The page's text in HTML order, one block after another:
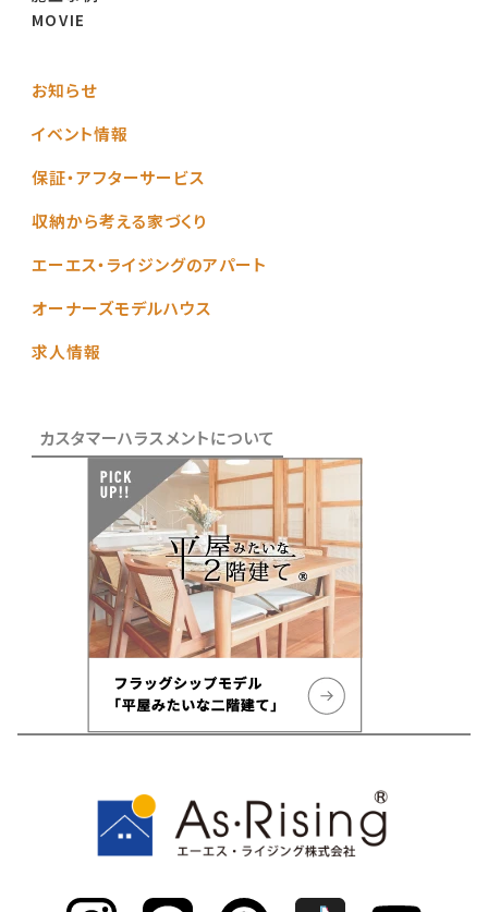
MOVIE
お知らせ
イベント情報
保証・アフターサービス
収納から考える家づくり
エーエス・ライジングのアパート
オーナーズモデルハウス
求人情報
カスタマーハラスメントについて